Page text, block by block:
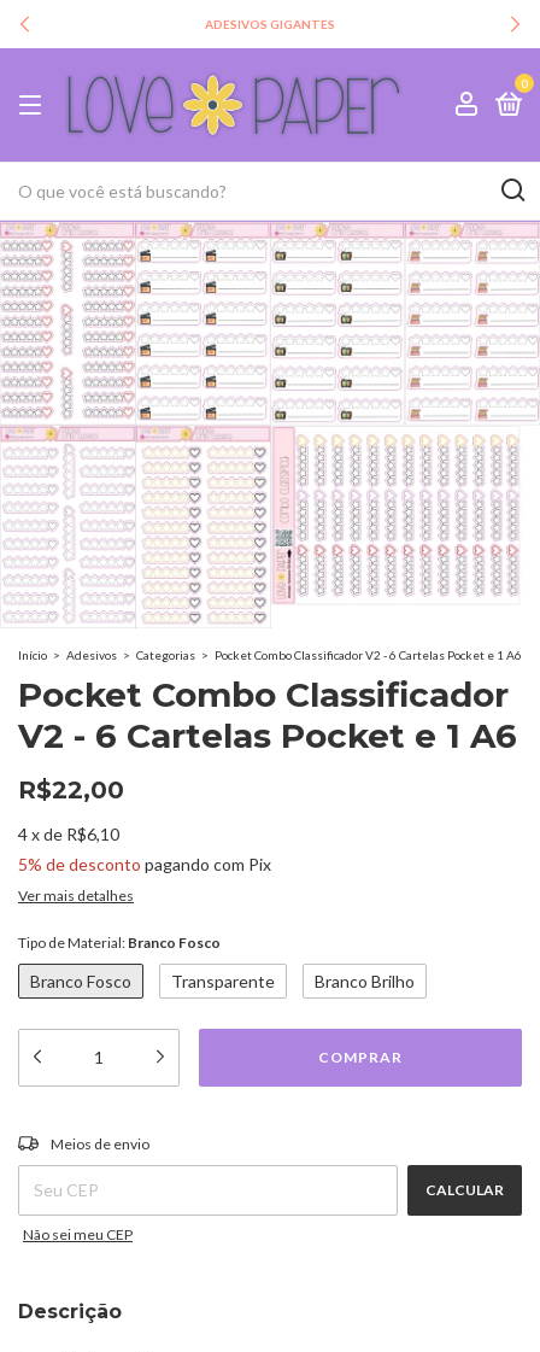
ADESIVOS GIGANTES
0
Início > Adesivos > Categorias > Pocket Combo Classificador V2 - 6 Cartelas Pocket e 1 A6
Pocket Combo Classificador
V2 - 6 Cartelas Pocket e 1 A6
R$22,00
4xde R$6,10
5% de desconto pagando com Pix
Ver mais detalhes
Tipo de Material: Branco Fosco
Branco Fosco Transparente Branco Brilho
Entregas para o CEP:
Meios de envio
CALCULAR
Não sei meu CEP
Descrição